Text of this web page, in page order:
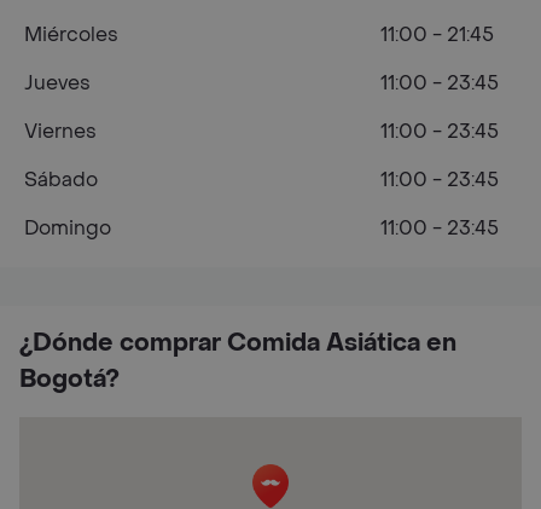
¿Dónde comprar Comida Asiática en
Bogotá?
Miércoles
11:00 - 21:45
Jueves
11:00 - 23:45
Viernes
11:00 - 23:45
Sábado
11:00 - 23:45
Domingo
11:00 - 23:45